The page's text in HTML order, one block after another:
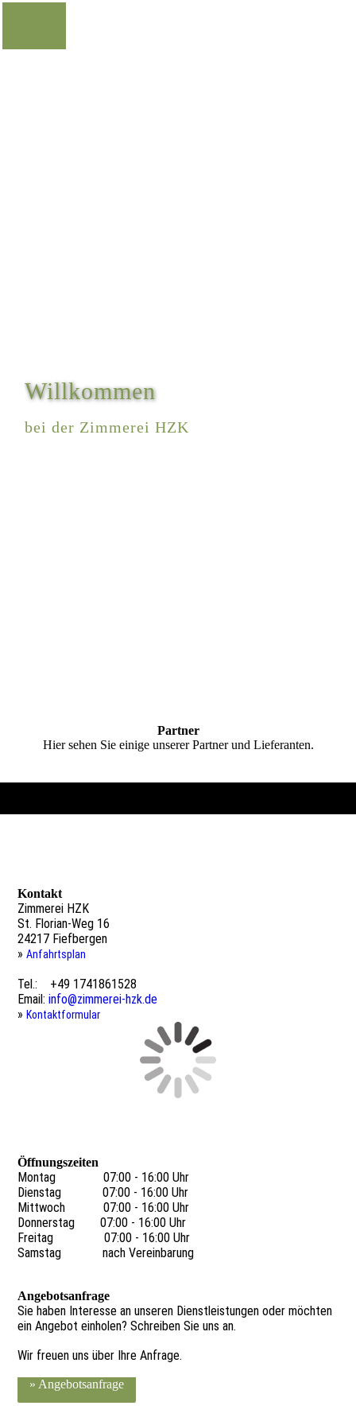
Willkommen
bei der Zimmerei HZK
Partner
Hier sehen Sie einige unserer Partner und Lieferanten.
Kontakt
Zimmerei HZK
St. Florian-Weg 16
24217 Fiefbergen
»Anfahrtsplan
Tel.: +49 1741861528
Email: info@zimmerei-hzk.de
»Kontaktformular
Öffnungszeiten
Montag 07:00 - 16:00 Uhr
Dienstag 07:00 - 16:00 Uhr
Mittwoch 07:00 - 16:00 Uhr
Donnerstag 07:00 - 16:00 Uhr
Freitag 07:00 - 16:00 Uhr
Samstag nach Vereinbarung
Angebotsanfrage
Sie haben Interesse an unseren Dienstleistungen oder möchten
ein Angebot einholen? Schreiben Sie uns an.
Wir freuen uns über Ihre Anfrage.
» Angebotsanfrage